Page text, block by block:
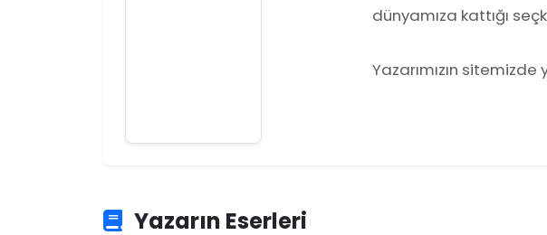
dünyamıza kattığı
Yazarımızın
Yazarın Eserleri